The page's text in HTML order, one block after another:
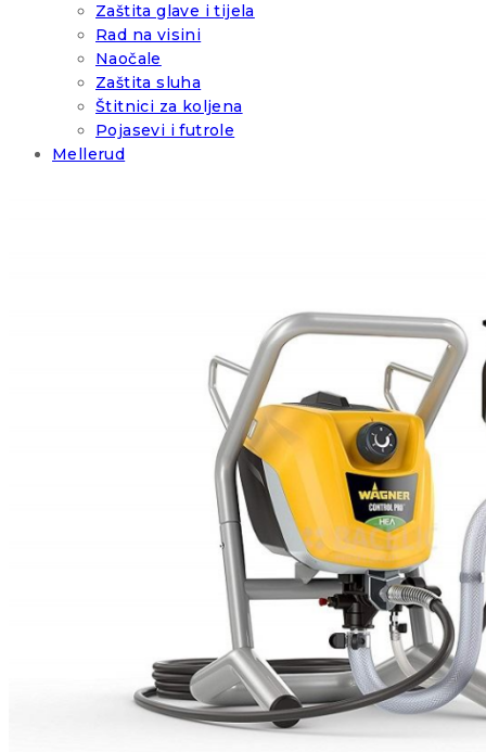
Zaštita glave i tijela
Rad na visini
Naočale
Zaštita sluha
Štitnici za koljena
Pojasevi i futrole
Mellerud